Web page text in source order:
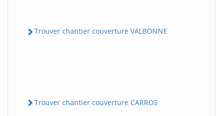
Trouver chantier couverture VALBONNE
Trouver chantier couverture CARROS